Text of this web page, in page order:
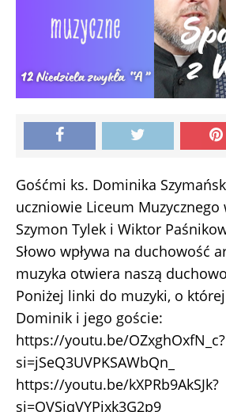
Gośćmi ks. Dominika
uczniowie Liceum
Szymon Tylek i Wiktor
Słowo wpływa na duchowość
muzyka otwiera naszą
Poniżej linki do muzyki, o
Dominik i jego goście:
https://youtu.be/OZxghOxfN_c?
si=jSeQ3UVPKSAWbQn_
https://youtu.be/kXPRb9AkSJk?
si=OVSjqVYPixk3G2p9